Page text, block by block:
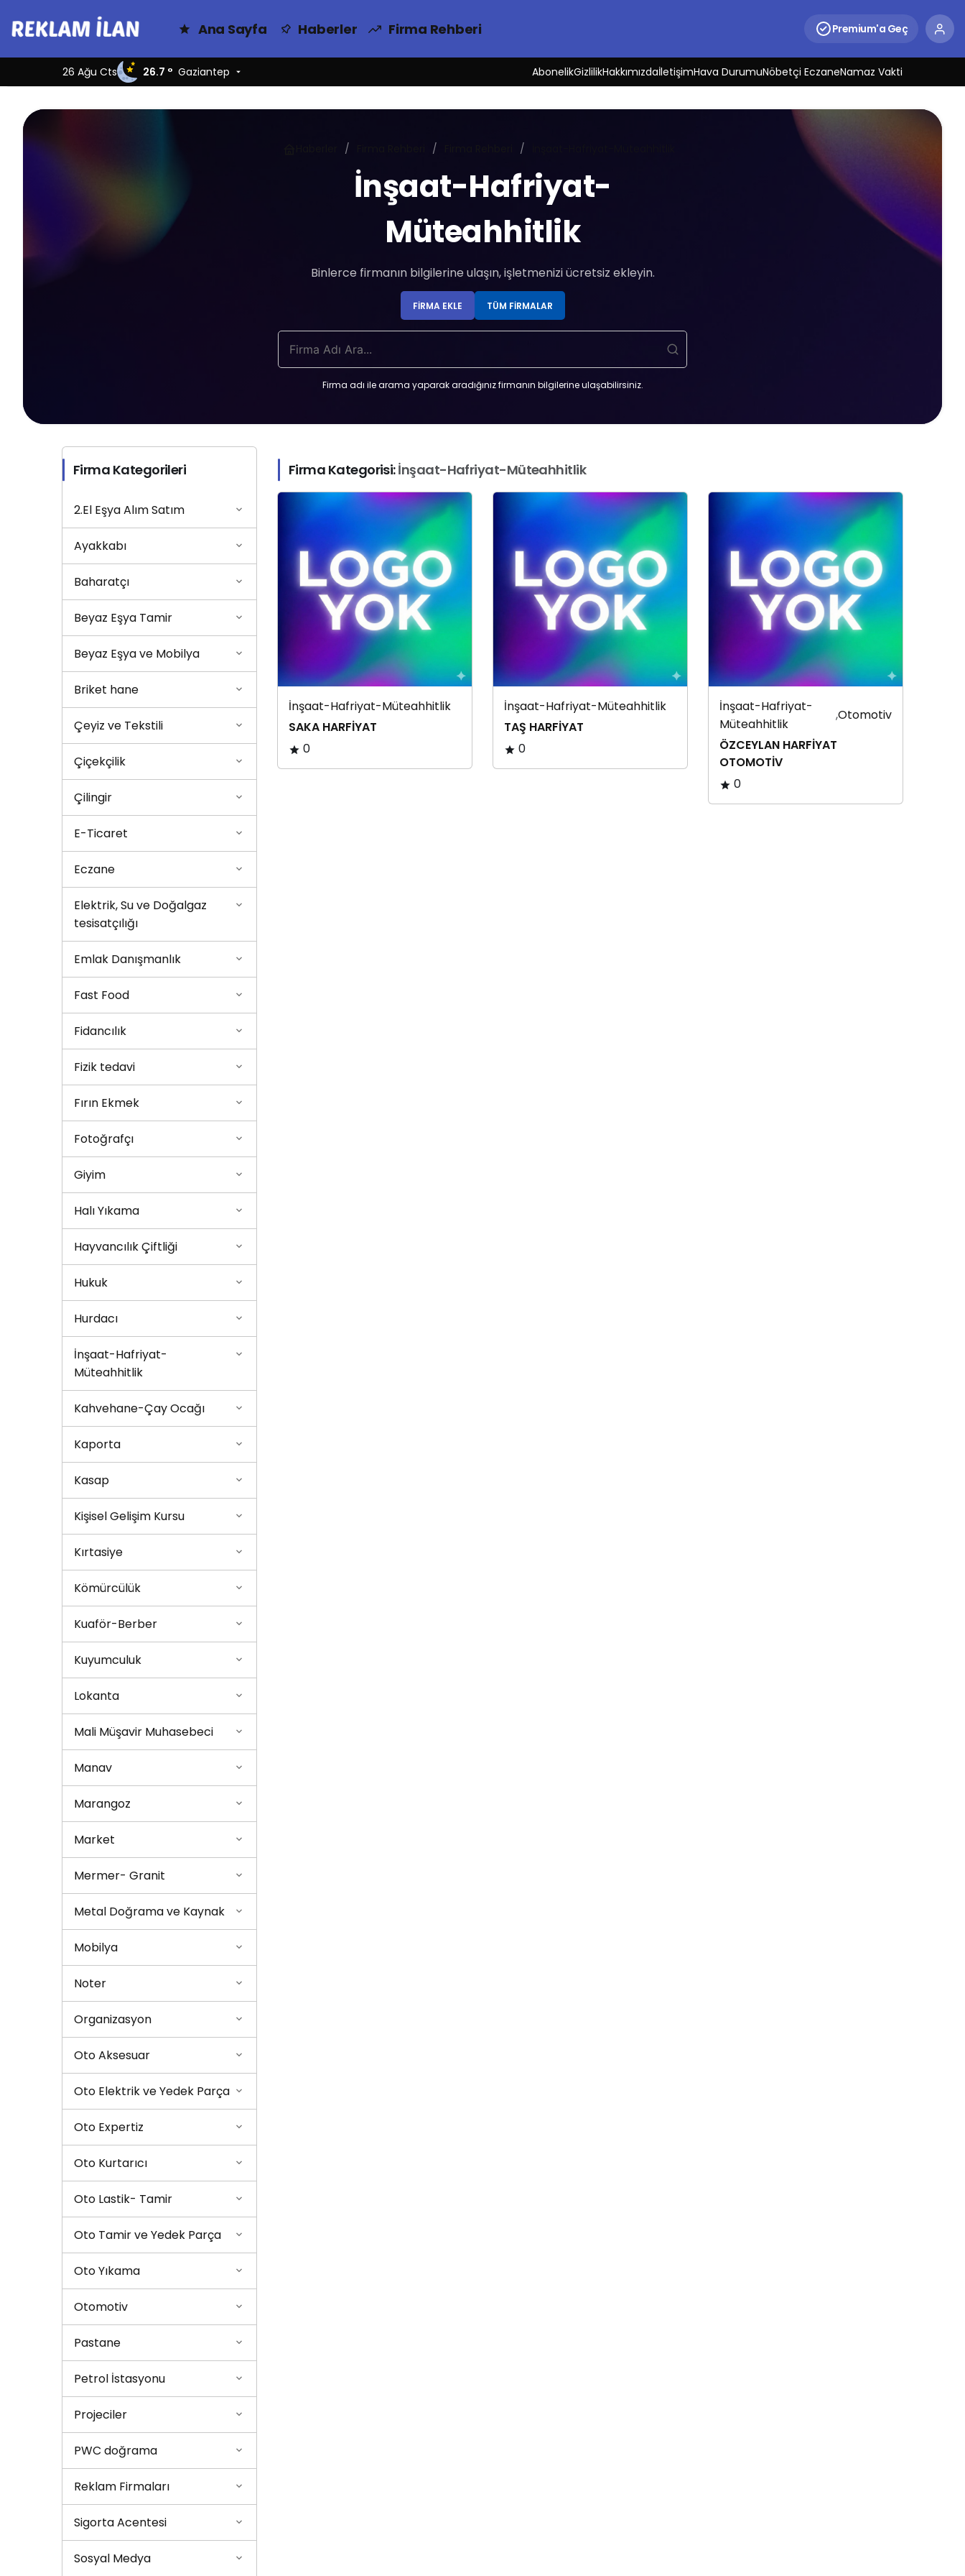
Ana Sayfa Haberler Firma Rehberi Premium'a Geç
26 Ağu Cts 26.7 ° Gaziantep AbonelikGizlilikHakkımızdaİletişimHava DurumuNöbetçi EczaneNamaz Vakti
İnşaat-Hafriyat-
Müteahhitlik
Binlerce firmanın bilgilerine ulaşın, işletmenizi ücretsiz ekleyin.
FIRMA EKLE TÜM FIRMALAR
Firma adı ile arama yaparak aradığınız firmanın bilgilerine ulaşabilirsiniz.
Firma Kategorileri
2.El Eşya Alım Satım
Ayakkabı
Baharatçı
Beyaz Eşya Tamir
Beyaz Eşya ve Mobilya
Briket hane
Çeyiz ve Tekstili
Çiçekçilik
Çilingir
E-Ticaret
Eczane
Elektrik, Su ve Doğalgaz
tesisatçılığı
Emlak Danışmanlık
Fast Food
Fidancılık
Fizik tedavi
Fırın Ekmek
Fotoğrafçı
Giyim
Halı Yıkama
Hayvancılık Çiftliği
Hukuk
Hurdacı
İnşaat-Hafriyat-
Müteahhitlik
Kahvehane-Çay Ocağı
Kaporta
Kasap
Kişisel Gelişim Kursu
Kırtasiye
Kömürcülük
Kuaför-Berber
Kuyumculuk
Lokanta
Mali Müşavir Muhasebeci
Manav
Marangoz
Market
Mermer- Granit
Metal Doğrama ve Kaynak
Mobilya
Noter
Organizasyon
Oto Aksesuar
Oto Elektrik ve Yedek Parça
Oto Expertiz
Oto Kurtarıcı
Oto Lastik- Tamir
Oto Tamir ve Yedek Parça
Oto Yıkama
Otomotiv
Pastane
Petrol İstasyonu
Projeciler
PWC doğrama
Reklam Firmaları
Sigorta Acentesi
Sosyal Medya
Firma Kategorisi:İnşaat-Hafriyat-Müteahhitlik
İnşaat-Hafriyat-Müteahhitlik
SAKA HARFİYAT
0
İnşaat-Hafriyat-Müteahhitlik
TAŞ HARFİYAT
0
İnşaat-Hafriyat-
Müteahhitlik
,Otomotiv
ÖZCEYLAN HARFİYAT
OTOMOTİV
0